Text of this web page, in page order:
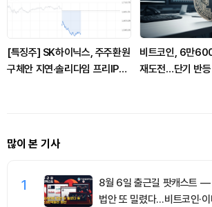
[특징주] SK하이닉스, 주주환원
구체안 지연·솔리다임 프리IPO
비트코인, 6만
재도전…단기 반
많이 본 기사
1
8월 6일 출근길 팟캐스트 —
법안 또 밀렸다…비트코인·